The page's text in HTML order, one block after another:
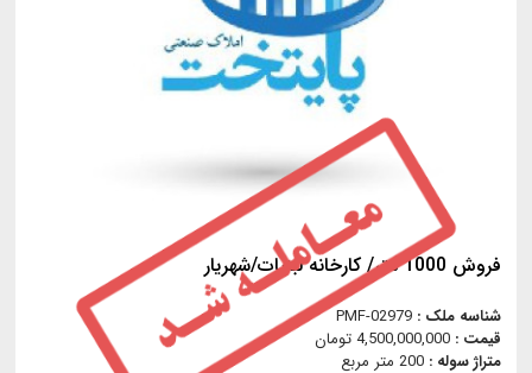
فروش 1000 متر/ کارخانه لبنیات/شهریار
شناسه ملک : PMF-02979
قیمت : 4,500,000,000 تومان
متراژ سوله : 200 متر مربع